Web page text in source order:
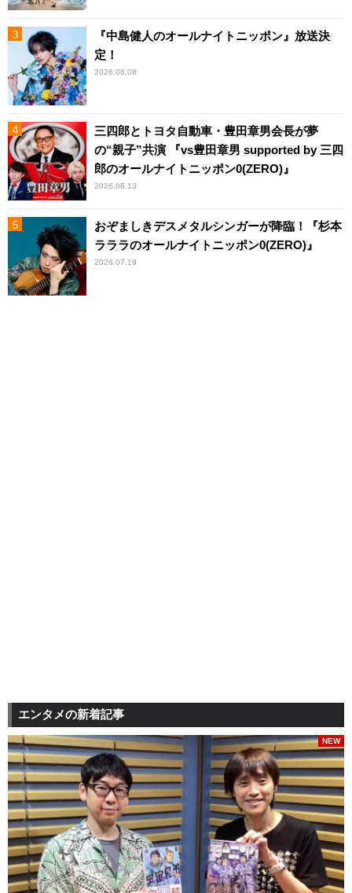
『中島健人のオールナイトニッポン』放送決
定！
2026.08.08
三四郎とトヨタ自動車・豊田章男会長が夢
の“親子”共演 『vs豊田章男 supported by 三四
郎のオールナイトニッポン0(ZERO)』
2026.06.13
おぞましきデスメタルシンガーが降臨！『杉本
ラララのオールナイトニッポン0(ZERO)』
2026.07.19
エンタメの新着記事
NEW